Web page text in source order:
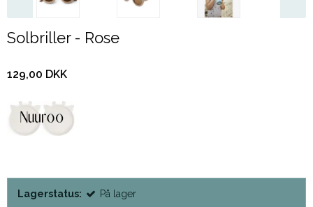
Solbriller - Rose
129,00 DKK
Lagerstatus: På lager